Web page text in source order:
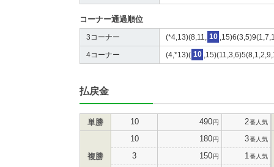
コーナー通過順位
3コーナー (*4,13)(8,11, 10
4コーナー (4,*13)( 10
払戻金
単勝 10 490円 2番人気
複勝
10 180円 3番人気
3 150円 1 番人気